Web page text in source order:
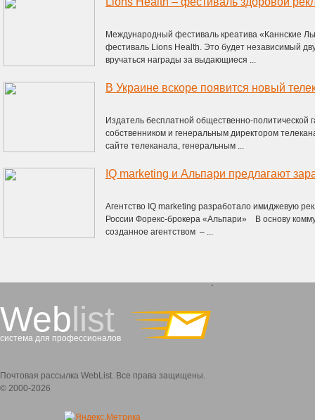
Международный фестиваль креатива «Каннские
фестиваль Lions Health. Это будет независимый
вручаться награды за выдающиеся ...
В Украине вскоре появится новый
Издатель бесплатной общественно-политической
собственником и генеральным директором
сайте телеканала, генеральным ...
IQ marketing и Альпари предлагают
Агентство IQ marketing разработало имиджевую
России Форекс-брокера «Альпари» В основу
созданное агентством – ...
Weblist
система для профессионалов
`
Почтовая рассылка WebList. Все права защищены.
© 2000-2026